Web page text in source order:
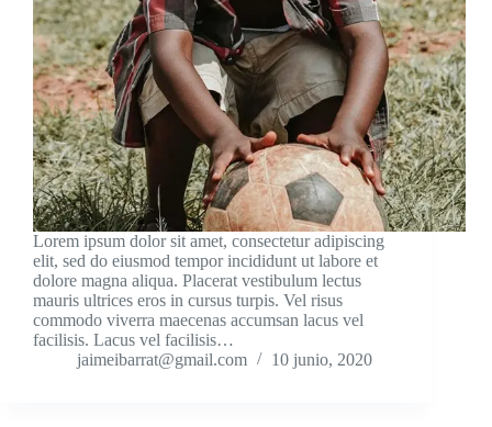
Lorem ipsum dolor sit amet, consectetur adipiscing
elit, sed do eiusmod tempor incididunt ut labore et
dolore magna aliqua. Placerat vestibulum lectus
mauris ultrices eros in cursus turpis. Vel risus
commodo viverra maecenas accumsan lacus vel
facilisis. Lacus vel facilisis…
jaimeibarrat@gmail.com
10 junio, 2020